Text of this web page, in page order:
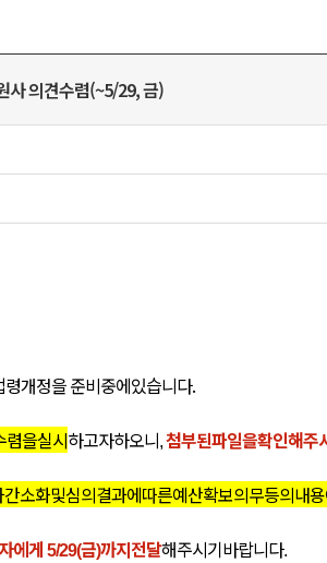
사 의견수렴(~5/29, 금)
령개정을준비중에있습니다.
렴을실시하고자하오니,첨부된파일을확인해주
간소화및심의결과에따른예산확보의무등의내
에게 5/29(금)까지전달해주시기바랍니다.